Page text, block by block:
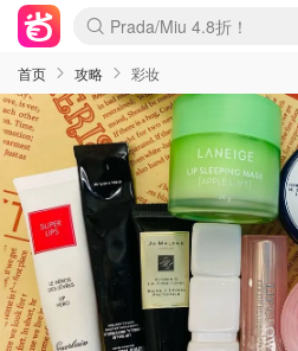
麦卢卡蜂蜜夏促！个位数！
Prada/Miu 4.8折！
啥？必胜客披萨5折！
首页 攻略 彩妆